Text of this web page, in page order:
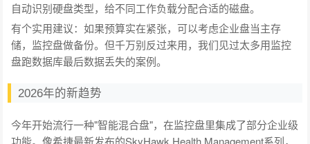
自动识别硬盘类型，给不同工作负载分配合适的磁盘。
有个实用建议：如果预算实在紧张，可以考虑企业盘当主存
储，监控盘做备份。但千万别反过来用，我们见过太多用监控
盘跑数据库最后数据丢失的案例。
2026年的新趋势
今年开始流行一种"智能混合盘"，在监控盘里集成了部分企业级